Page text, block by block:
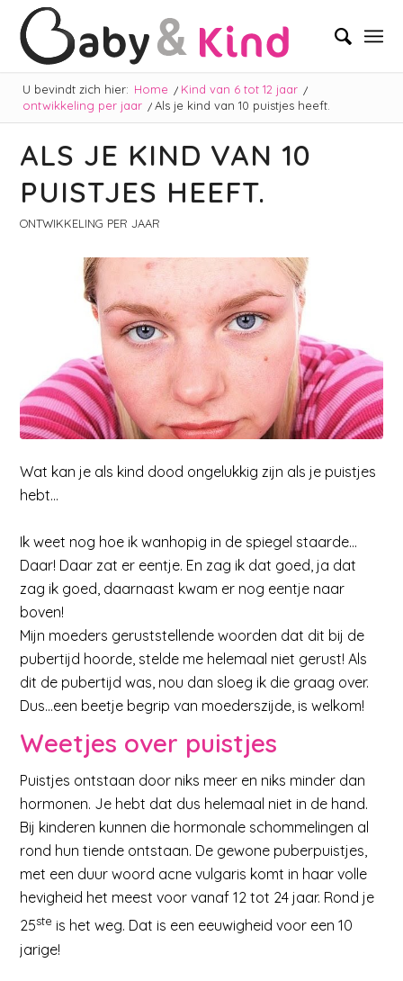
U bevindt zich hier: Home / Kind van 6 tot 12 jaar /
ontwikkeling per jaar / Als je kind van 10 puistjes heeft.
ALS JE KIND VAN 10
PUISTJES HEEFT.
ONTWIKKELING PER JAAR
Wat kan je als kind dood ongelukkig zijn als je puistjes
hebt…
Ik weet nog hoe ik wanhopig in de spiegel staarde…
Daar! Daar zat er eentje. En zag ik dat goed, ja dat
zag ik goed, daarnaast kwam er nog eentje naar
boven!
Mijn moeders geruststellende woorden dat dit bij de
pubertijd hoorde, stelde me helemaal niet gerust! Als
dit de pubertijd was, nou dan sloeg ik die graag over.
Dus…een beetje begrip van moederszijde, is welkom!
Weetjes over puistjes
Puistjes ontstaan door niks meer en niks minder dan
hormonen. Je hebt dat dus helemaal niet in de hand.
Bij kinderen kunnen die hormonale schommelingen al
rond hun tiende ontstaan. De gewone puberpuistjes,
met een duur woord acne vulgaris komt in haar volle
hevigheid het meest voor vanaf 12 tot 24 jaar. Rond je
25ste is het weg. Dat is een eeuwigheid voor een 10
jarige!